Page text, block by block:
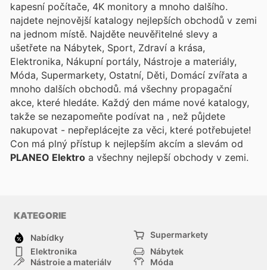
kapesní počítače, 4K monitory a mnoho dalšího.
najdete nejnovější katalogy nejlepších obchodů v zemi
na jednom místě. Najděte neuvěřitelné slevy a
ušetřete na Nábytek, Sport, Zdraví a krása,
Elektronika, Nákupní portály, Nástroje a materiály,
Móda, Supermarkety, Ostatní, Děti, Domácí zvířata a
mnoho dalších obchodů. má všechny propagační
akce, které hledáte. Každý den máme nové katalogy,
takže se nezapomeňte podívat na , než půjdete
nakupovat - nepřeplácejte za věci, které potřebujete!
Con má plný přístup k nejlepším akcím a slevám od
PLANEO Elektro a všechny nejlepší obchody v zemi.
KATEGORIE
Nabídky
Supermarkety
Elektronika
Nábytek
Nástroje a materiály
Móda